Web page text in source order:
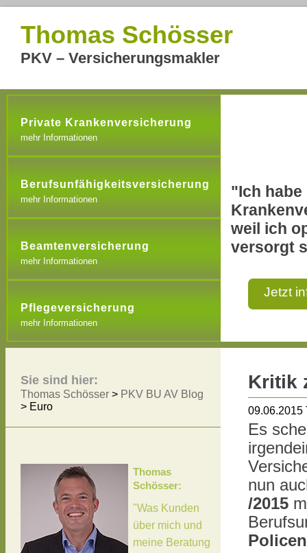
Thomas Schösser
PKV – Versicherungsmakler
Private Krankenversicherung
mehr Informationen
Berufsunfähigkeitsversicherung
mehr Informationen
Beamtenversicherung
mehr Informationen
Pflegeversicherung
mehr Informationen
"Ich habe
weil ich
versorgt
Jetzt
Kritik
09.06.2015
Es
nun
/2015
Sie sind hier:
Thomas Schösser > PKV BU AV Blog
> Euro
Thomas
Schösser:
"Was Kunden
über mich und
meine Beratung